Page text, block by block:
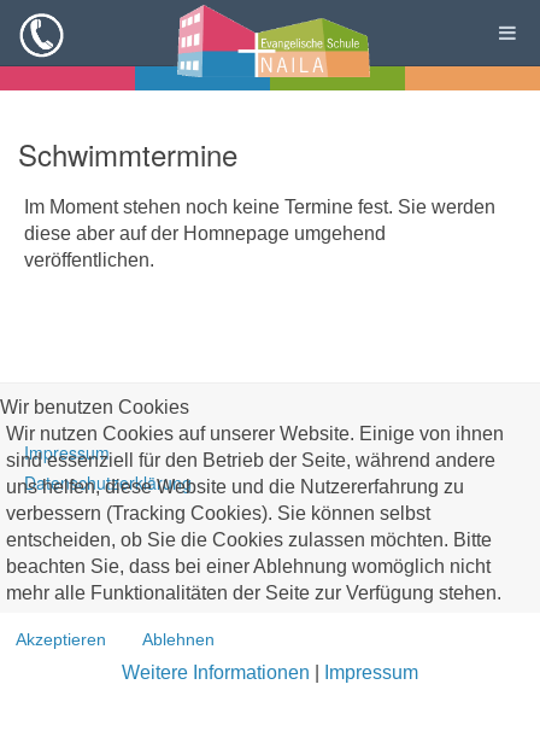
Schwimmtermine
Im Moment stehen noch keine Termine fest. Sie werden
diese aber auf der Homnepage umgehend
veröffentlichen.
Impressum
Datenschutzerklärung
Wir benutzen Cookies
Wir nutzen Cookies auf unserer Website. Einige von ihnen
sind essenziell für den Betrieb der Seite, während andere
uns helfen, diese Website und die Nutzererfahrung zu
verbessern (Tracking Cookies). Sie können selbst
entscheiden, ob Sie die Cookies zulassen möchten. Bitte
beachten Sie, dass bei einer Ablehnung womöglich nicht
mehr alle Funktionalitäten der Seite zur Verfügung stehen.
Akzeptieren Ablehnen
Weitere Informationen Impressum